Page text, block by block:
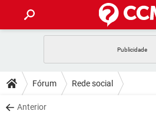
CELULAR
OUTLOOK
DICAS
JOGOS
DOWNLOADS
Fórum Rede social
Anterior